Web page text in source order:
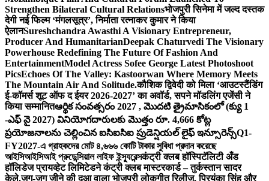
Strengthen Bilateral Cultural Relationsभोजपुरी सिनेमा में जल्द दस्तक
देगी नई फिल्म ‘मंगलसूत्र’, निर्माता रत्नाकर कुमार ने किया
ऐलानSureshchandra Awasthi A Visionary Entrepreneur,
Producer And HumanitarianDeepak Chaturvedi The Visionary
Powerhouse Redefining The Future Of Fashion And
EntertainmentModel Actress Sofee George Latest Photoshoot
PicsEchoes Of The Valley: Kastoorwan Where Memory Meets
The Mountain Air And Solitude.कौशिक द्विवेदी को मिला ‘आउटस्टैंडिंग
ई-कॉमर्स शूट ऑफ द ईयर 2026-2027’ का अवॉर्ड, सपने मॉडलिंग एजेंसी ने
किया सम्मानितఆర్థిక సంవత్సరం 2027 , మొదటి త్రైమాసికంలో (క్యు 1
-ఎఫ్ వై 2027) వినియోగదారులకు మొత్తం రూ. 4,666 కోట్ల
ప్రయోజనాలను చెల్లించిన ఐసిఐసిఐ ప్రుడెన్షియల్ లైఫ్ ఇన్సూరెన్స్Q1-
FY2027-এ গ্রাহকদের মোট ৪,৬৬৬ কোটি টাকার সুবিধা প্রদান করেছে
আইসিআইসিআই প্রুডেন্সিয়াল লাইফ ইন্স্যুরেন্সकंट्री क्लब हॉस्पिटॅलिटी अँड
हॉलिडेज प्रायव्हेट लिमिटेडने कंट्री क्लब मास्टरकार्ड – तुर्कस्तान सादर
केले.जुग-जुग जीने की दुआ वाला भोजपुरी लोकगीत रिलीज, प्रियंका सिंह और